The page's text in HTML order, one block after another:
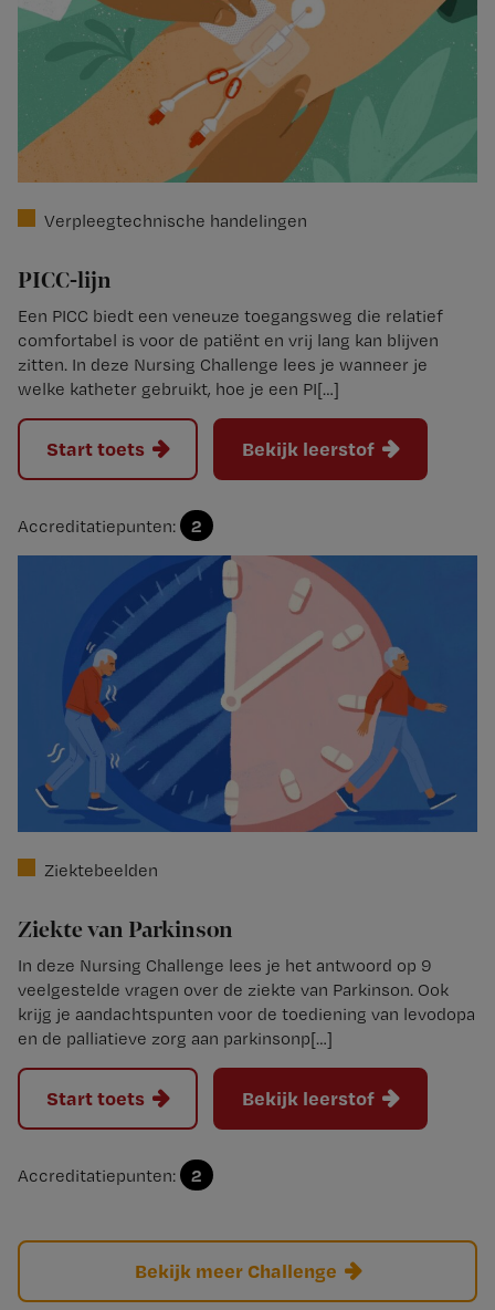
Verpleegtechnische handelingen
PICC-lijn
Een PICC biedt een veneuze toegangsweg die relatief
comfortabel is voor de patiënt en vrij lang kan blijven
zitten. In deze Nursing Challenge lees je wanneer je
welke katheter gebruikt, hoe je een PI[…]
Start toets Bekijk leerstof
Accreditatiepunten: 2
Ziektebeelden
Ziekte van Parkinson
In deze Nursing Challenge lees je het antwoord op 9
veelgestelde vragen over de ziekte van Parkinson. Ook
krijg je aandachtspunten voor de toediening van levodopa
en de palliatieve zorg aan parkinsonp[…]
Start toets Bekijk leerstof
Accreditatiepunten: 2
Bekijk meer Challenge